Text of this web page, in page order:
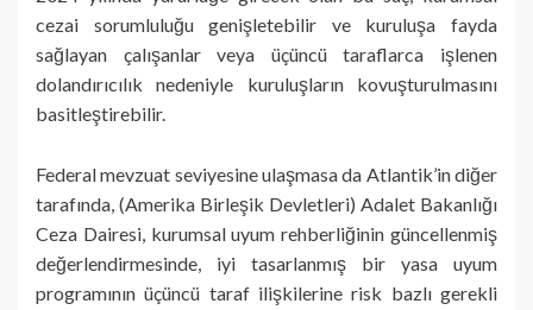
cezai sorumluluğu genişletebilir ve kuruluşa fayda
sağlayan çalışanlar veya üçüncü taraflarca işlenen
dolandırıcılık nedeniyle kuruluşların kovuşturulmasını
basitleştirebilir.
Federal mevzuat seviyesine ulaşmasa da Atlantik’in diğer
tarafında, (Amerika Birleşik Devletleri) Adalet Bakanlığı
Ceza Dairesi, kurumsal uyum rehberliğinin güncellenmiş
değerlendirmesinde, iyi tasarlanmış bir yasa uyum
programının üçüncü taraf ilişkilerine risk bazlı gerekli